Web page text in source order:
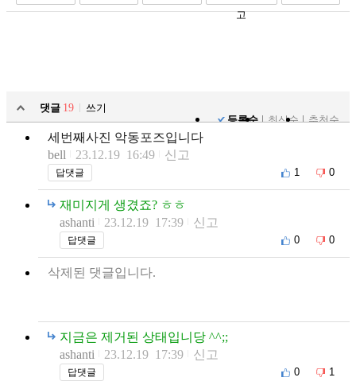
고
댓글 19
쓰기
등록순
최신순 추천순
세번째사진 악동포즈입니다
bell
23.12.19 16:49 신고
답댓글 1 0
재미지게 생겼죠? ㅎㅎ
ashanti
23.12.19 17:39 신고
답댓글 0 0
삭제된 댓글입니다.
지금은 제거된 상태입니당 ^^;;
ashanti
23.12.19 17:39 신고
답댓글 0 1